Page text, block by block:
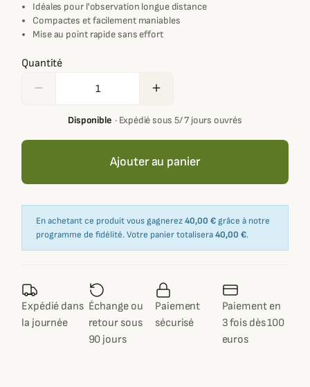
Idéales pour l'observation longue distance
Compactes et facilement maniables
Mise au point rapide sans effort
Quantité
remove add
Disponible· Expédié sous 5/ 7 jours ouvrés
Ajouter au panier
En achetant ce produit vous gagnerez40,00 € grâce à notre
programme de fidélité. Votre panier totalisera40,00 €.
Expédié dans
la journée
Échange ou
retour sous
90 jours
Paiement
sécurisé
Paiement en
3 fois dès 100
euros